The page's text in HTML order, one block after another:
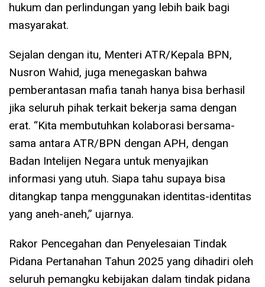
hukum dan perlindungan yang lebih baik bagi
masyarakat.
Sejalan dengan itu, Menteri ATR/Kepala BPN,
Nusron Wahid, juga menegaskan bahwa
pemberantasan mafia tanah hanya bisa berhasil
jika seluruh pihak terkait bekerja sama dengan
erat. “Kita membutuhkan kolaborasi bersama-
sama antara ATR/BPN dengan APH, dengan
Badan Intelijen Negara untuk menyajikan
informasi yang utuh. Siapa tahu supaya bisa
ditangkap tanpa menggunakan identitas-identitas
yang aneh-aneh,” ujarnya.
Rakor Pencegahan dan Penyelesaian Tindak
Pidana Pertanahan Tahun 2025 yang dihadiri oleh
seluruh pemangku kebijakan dalam tindak pidana